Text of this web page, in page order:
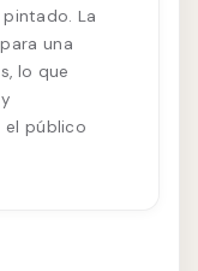
La
una
lo que
público